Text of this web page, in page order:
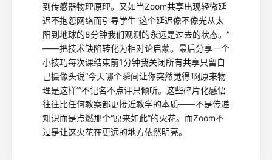
到传感器物理原理。又如当Zoom共享出现轻微延
迟不抱怨网络而引导学生“这个延迟像不像光从太
阳到地球的8分钟我们观测的永远是过去的状态。”
——把技术缺陷转化为相对论启蒙。最后分享一个
小技巧每次课结束前1分钟我关闭所有共享只留自
己摄像头说“今天哪个瞬间让你突然觉得‘啊原来物
理是这样’”不记名不点评只倾听。这些碎片化感悟
往往比任何教案都更接近教学的本质——不是传递
知识而是点燃那个“原来如此”的火花。而Zoom不
过是让这火花在更远的地方依然明亮。